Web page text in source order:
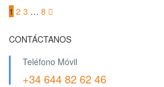
1 2 3 … 8
CONTÁCTANOS
Teléfono Móvil
+34 644 82 62 46